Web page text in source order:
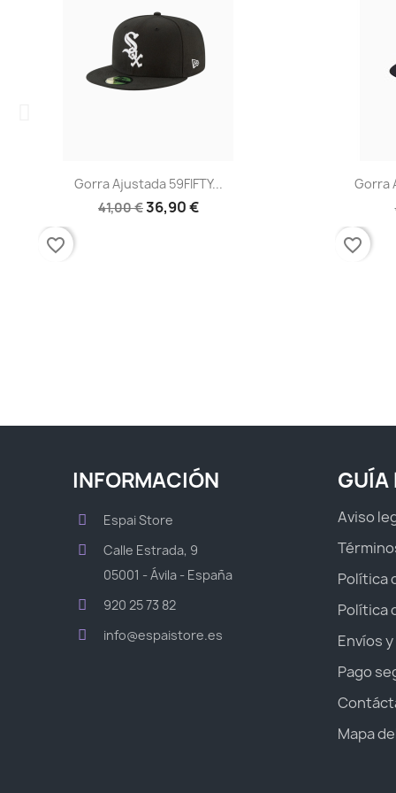
Vista rápida
Gorra Ajustada 59FIFTY...
36,90 €

Gorra
49,99 €
INFORMACIÓN
Espai Store
Calle Estrada, 9
05001 - Ávila - España
920 25 73 82
info@espaistore.es
GUÍA
Aviso
Política
Política
Envíos
Pago
Mapa